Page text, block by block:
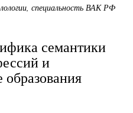
специальность ВАК РФ
семантики
и